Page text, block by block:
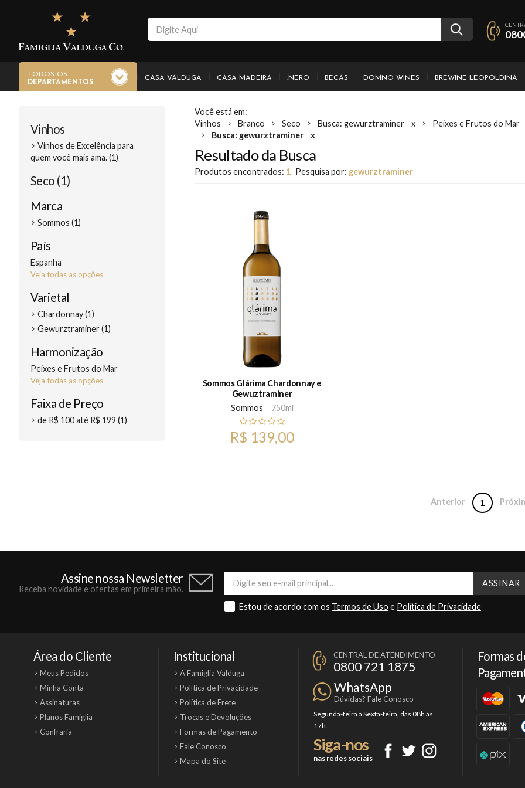
TODOS OS
DEPARTAMENTOS
CASA VALDUGA CASA MADEIRA .NERO BECAS DOMNO WINES BREWINE LEOPOLDINA
Vinhos
Vinhos de Excelência para
quem você mais ama. (1)
Seco (1)
Marca
Sommos (1)
País
Espanha
Veja todas as opções
Varietal
Chardonnay (1)
Gewurztraminer (1)
Harmonização
Peixes e Frutos do Mar
Veja todas as opções
Faixa de Preço
de R$ 100 até R$ 199 (1)
Vinhos Branco Seco Busca: gewurztraminer x
Peixes e Frutos do Mar
Busca: gewurztraminer
x
Resultado da Busca
Produtos encontrados: 1 Pesquisa por: gewurztraminer
Sommos Glárima Chardonnay e
Gewuztraminer
Sommos
750ml
R$ 139,00
Anterior 1
Assine nossa Newsletter
Receba novidade e ofertas em primeira mão.
Estou de acordo com os Termos de Uso e Política de Privacidade
Área do Cliente
Meus Pedidos
Minha Conta
Assinaturas
Planos Famiglia
Confraria
Institucional
A Famiglia Valduga
Política de Privacidade
Política de Frete
Trocas e Devoluções
Formas de Pagamento
Fale Conosco
Mapa do Site
CENTRAL DE ATENDIMENTO
0800 721 1875
WhatsApp
Dúvidas? Fale Conosco
Segunda-feira a Sexta-feira, das 08h às
17h.
Siga-nos
nas redes sociais
Formas